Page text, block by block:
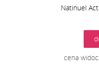
Natinuel
cena